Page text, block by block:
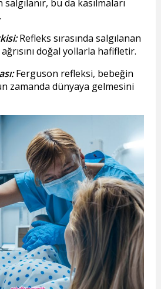
bu da kasılmaları
Refleks sırasında salgılanan
doğal yollarla hafifletir.
Ferguson refleksi, bebeğin
zamanda dünyaya gelmesini